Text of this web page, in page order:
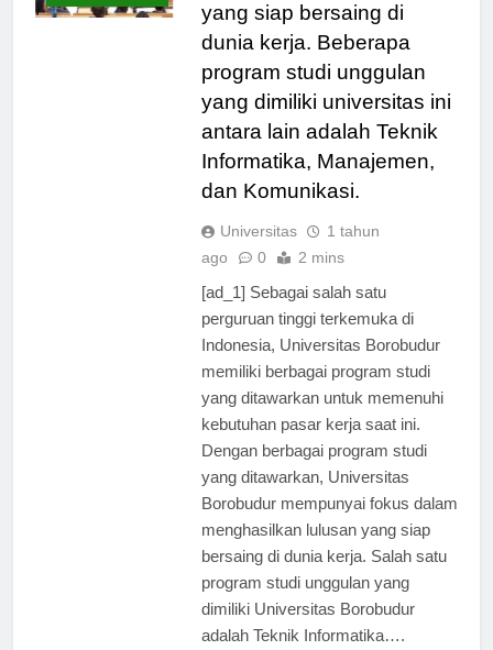
TERBARU
yang siap bersaing di
dunia kerja. Beberapa
program studi unggulan
yang dimiliki universitas ini
antara lain adalah Teknik
Informatika, Manajemen,
Universitas
1 tahun
[ad_1] Sebagai salah satu
perguruan tinggi terkemuka di
Indonesia, Universitas Borobudur
memiliki berbagai program studi
yang ditawarkan untuk memenuhi
kebutuhan pasar kerja saat ini.
Dengan berbagai program studi
yang ditawarkan, Universitas
Borobudur mempunyai fokus dalam
menghasilkan lulusan yang siap
bersaing di dunia kerja. Salah satu
program studi unggulan yang
dimiliki Universitas Borobudur